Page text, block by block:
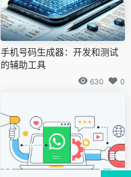
手机号码生成器：开发和测试
的辅助工具
630 0